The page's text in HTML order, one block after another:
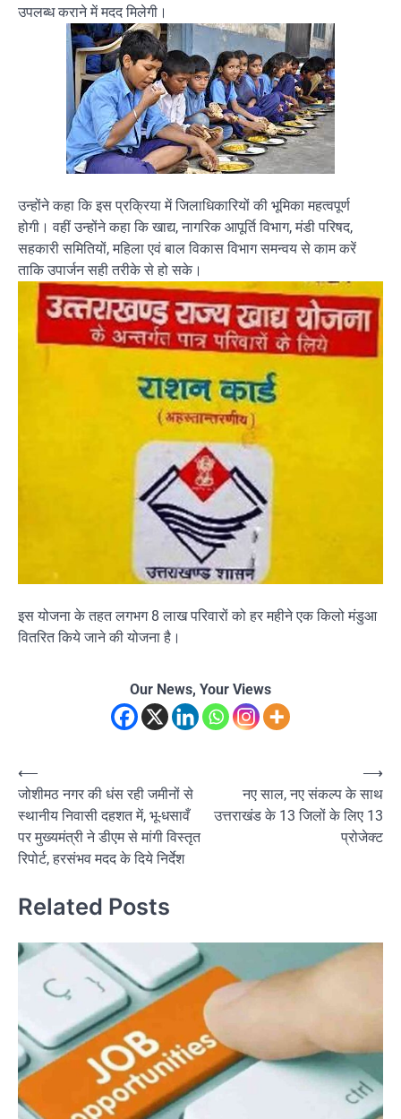
उपलब्ध कराने में मदद मिलेगी।
उन्होंने कहा कि इस प्रक्रिया में जिलाधिकारियों की भूमिका महत्वपूर्ण
होगी। वहीं उन्होंने कहा कि खाद्य, नागरिक आपूर्ति विभाग, मंडी परिषद,
सहकारी समितियों, महिला एवं बाल विकास विभाग समन्वय से काम करें
ताकि उपार्जन सही तरीके से हो सके।
इस योजना के तहत लगभग 8 लाख परिवारों को हर महीने एक किलो मंडुआ
वितरित किये जाने की योजना है।
Our News, Your Views
Post
navigation
⟵
जोशीमठ नगर की धंस रही जमीनों से
स्थानीय निवासी दहशत में, भू-धसावँ
पर मुख्यमंत्री ने डीएम से मांगी विस्तृत
रिपोर्ट, हरसंभव मदद के दिये निर्देश
नए साल, नए संकल्प के साथ
उत्तराखंड के 13 जिलों के लिए 13
प्रोजेक्ट
⟶
Related Posts